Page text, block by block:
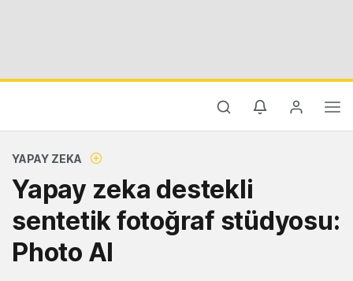
YAPAY ZEKA
Yapay zeka destekli
sentetik fotoğraf stüdyosu:
Photo AI